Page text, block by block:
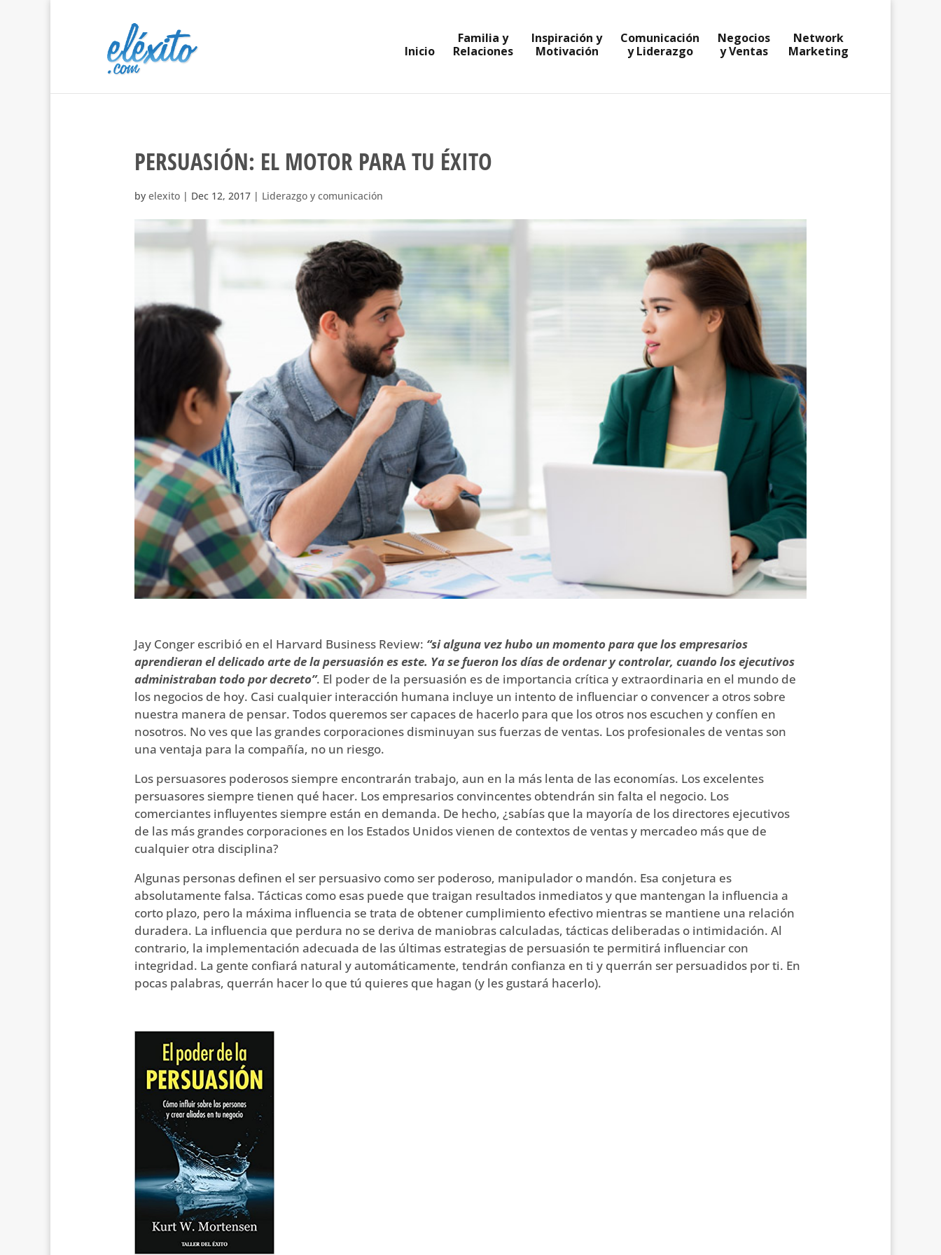
Inicio
Familia y
Relaciones
Inspiración y
Motivación
Comunicación
y Liderazgo
Negocios
y Ventas
Network
Marketing
PERSUASIÓN: EL MOTOR PARA TU ÉXITO
by elexito | Dec 12, 2017 | Liderazgo y comunicación
Jay Conger escribió en el Harvard Business Review: “si alguna vez hubo un momento para que los empresarios
aprendieran el delicado arte de la persuasión es este. Ya se fueron los días de ordenar y controlar, cuando los ejecutivos
administraban todo por decreto”. El poder de la persuasión es de importancia crítica y extraordinaria en el mundo de
los negocios de hoy. Casi cualquier interacción humana incluye un intento de influenciar o convencer a otros sobre
nuestra manera de pensar. Todos queremos ser capaces de hacerlo para que los otros nos escuchen y confíen en
nosotros. No ves que las grandes corporaciones disminuyan sus fuerzas de ventas. Los profesionales de ventas son
una ventaja para la compañía, no un riesgo.
Los persuasores poderosos siempre encontrarán trabajo, aun en la más lenta de las economías. Los excelentes
persuasores siempre tienen qué hacer. Los empresarios convincentes obtendrán sin falta el negocio. Los
comerciantes influyentes siempre están en demanda. De hecho, ¿sabías que la mayoría de los directores ejecutivos
de las más grandes corporaciones en los Estados Unidos vienen de contextos de ventas y mercadeo más que de
cualquier otra disciplina?
Algunas personas definen el ser persuasivo como ser poderoso, manipulador o mandón. Esa conjetura es
absolutamente falsa. Tácticas como esas puede que traigan resultados inmediatos y que mantengan la influencia a
corto plazo, pero la máxima influencia se trata de obtener cumplimiento efectivo mientras se mantiene una relación
duradera. La influencia que perdura no se deriva de maniobras calculadas, tácticas deliberadas o intimidación. Al
contrario, la implementación adecuada de las últimas estrategias de persuasión te permitirá influenciar con
integridad. La gente confiará natural y automáticamente, tendrán confianza en ti y querrán ser persuadidos por ti. En
pocas palabras, querrán hacer lo que tú quieres que hagan (y les gustará hacerlo).